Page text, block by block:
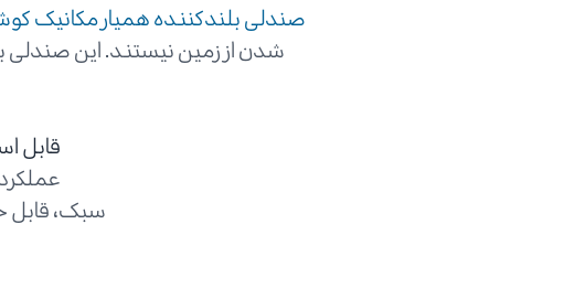
صندلی بلندکننده همیار مکانیک
شدن از زمین نیستند. این صندلی
قابل
سبک، قابل